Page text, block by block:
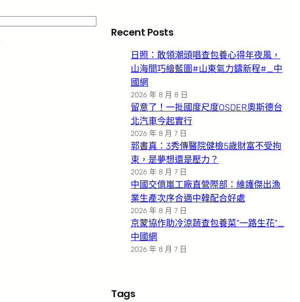
Recent Posts
日照：敢領潮頭唱查包養心得年夜風，
山海間巧繪藍圖#山東氣力鑄新程#_中
國網
2026 年 8 月 8 日
留意了！一批國度尺度OSDER奧斯德台
北汽車今起實行
2026 年 8 月 7 日
郭書真：3秀傳醫院健檢5歲財富不受拘
束，是夢想還是壓力？
2026 年 8 月 7 日
中國交億嵐工廠直營際部：維護傑出漁
業生產次序合適中韓配合好處
2026 年 8 月 7 日
京蒙協作助冷涼蔬查包養菜“一路生花”_
中國網
2026 年 8 月 7 日
Tags